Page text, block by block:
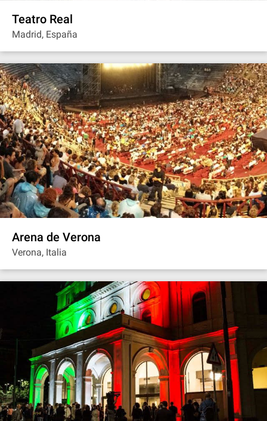
Teatro Real
Madrid, España
Arena de Verona
Verona, Italia